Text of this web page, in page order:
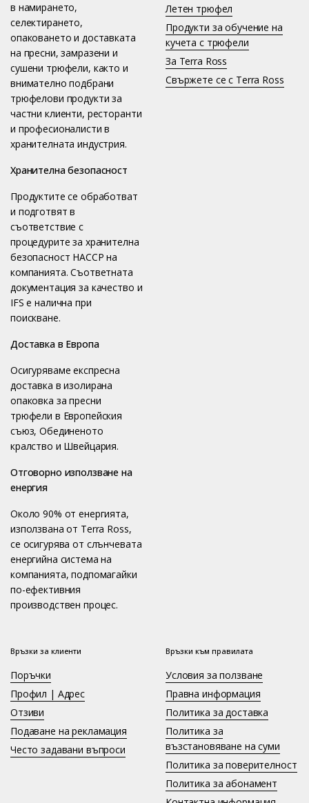
в намирането,
селектирането,
опаковането и доставката
на пресни, замразени и
сушени трюфели, както и
внимателно подбрани
трюфелови продукти за
частни клиенти, ресторанти
и професионалисти в
хранителната индустрия.
Хранителна безопасност
Продуктите се обработват
и подготвят в
съответствие с
процедурите за хранителна
безопасност HACCP на
компанията. Съответната
документация за качество и
IFS е налична при
поискване.
Доставка в Европа
Осигуряваме експресна
доставка в изолирана
опаковка за пресни
трюфели в Европейския
съюз, Обединеното
кралство и Швейцария.
Отговорно използване на
енергия
Около 90% от енергията,
използвана от Terra Ross,
се осигурява от слънчевата
енергийна система на
компанията, подпомагайки
по-ефективния
производствен процес.
Летен трюфел
Продукти за обучение на
кучета с трюфели
За Terra Ross
Свържете се с Terra Ross
Връзки за клиенти
Поръчки
Профил | Адрес
Отзиви
Подаване на рекламация
Често задавани въпроси
Връзки към правилата
Условия за ползване
Правна информация
Политика за доставка
Политика за
възстановяване на суми
Политика за поверителност
Политика за абонамент